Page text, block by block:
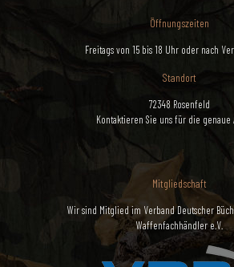
Öffnungszeiten
Freitags von 15 bis 18 Uhr oder nach
Standort
72348 Rosenfeld
Kontaktieren Sie uns für die genaue
Mitgliedschaft
Wir sind Mitglied im Verband Deutscher
Waffenfachhändler e.V.